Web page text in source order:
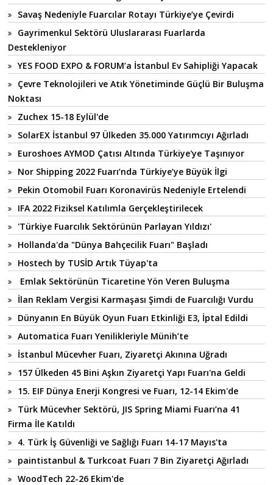
Savaş Nedeniyle Fuarcılar Rotayı Türkiye’ye Çevirdi
Gayrimenkul Sektörü Uluslararası Fuarlarda
Destekleniyor
YES FOOD EXPO & FORUM’a İstanbul Ev Sahipliği Yapacak
Çevre Teknolojileri ve Atık Yönetiminde Güçlü Bir Buluşma
Noktası
Zuchex 15-18 Eylül'de
SolarEX İstanbul 97 Ülkeden 35.000 Yatırımcıyı Ağırladı
Euroshoes AYMOD Çatısı Altında Türkiye'ye Taşınıyor
Nor Shipping 2022 Fuarı’nda Türkiye’ye Büyük İlgi
Pekin Otomobil Fuarı Koronavirüs Nedeniyle Ertelendi
IFA 2022 Fiziksel Katılımla Gerçekleştirilecek
'Türkiye Fuarcılık Sektörünün Parlayan Yıldızı'
Hollanda'da "Dünya Bahçecilik Fuarı" Başladı
Hostech by TUSİD Artık Tüyap'ta
Emlak Sektörünün Ticaretine Yön Veren Buluşma
İlan Reklam Vergisi Karmaşası Şimdi de Fuarcılığı Vurdu
Dünyanın En Büyük Oyun Fuarı Etkinliği E3, İptal Edildi
Automatica Fuarı Yenilikleriyle Münih’te
İstanbul Mücevher Fuarı, Ziyaretçi Akınına Uğradı
157 Ülkeden 45 Bini Aşkın Ziyaretçi Yapı Fuarı'na Geldi
15. EIF Dünya Enerji Kongresi ve Fuarı, 12-14 Ekim'de
Türk Mücevher Sektörü, JIS Spring Miami Fuarı’na 41
Firma İle Katıldı
4. Türk İş Güvenliği ve Sağlığı Fuarı 14-17 Mayıs'ta
paintistanbul & Turkcoat Fuarı 7 Bin Ziyaretçi Ağırladı
WoodTech 22-26 Ekim'de